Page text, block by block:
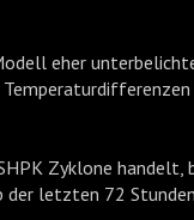
eher
Zyklone
letzten 72